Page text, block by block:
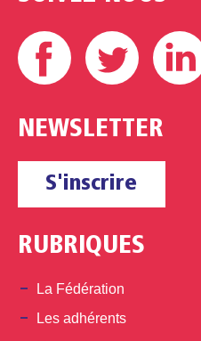
Facebook Twitter
NEWSLETTER
S'inscrire
RUBRIQUES
La Fédération
Les adhérents